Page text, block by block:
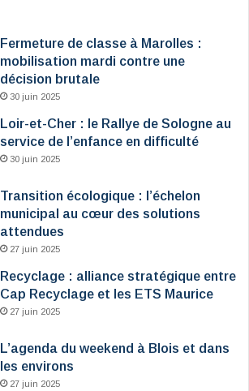
Fermeture de classe à Marolles :
mobilisation mardi contre une
décision brutale
30 juin 2025
Loir-et-Cher : le Rallye de Sologne au
service de l’enfance en difficulté
30 juin 2025
Transition écologique : l’échelon
municipal au cœur des solutions
attendues
27 juin 2025
Recyclage : alliance stratégique entre
Cap Recyclage et les ETS Maurice
27 juin 2025
L’agenda du weekend à Blois et dans
les environs
27 juin 2025